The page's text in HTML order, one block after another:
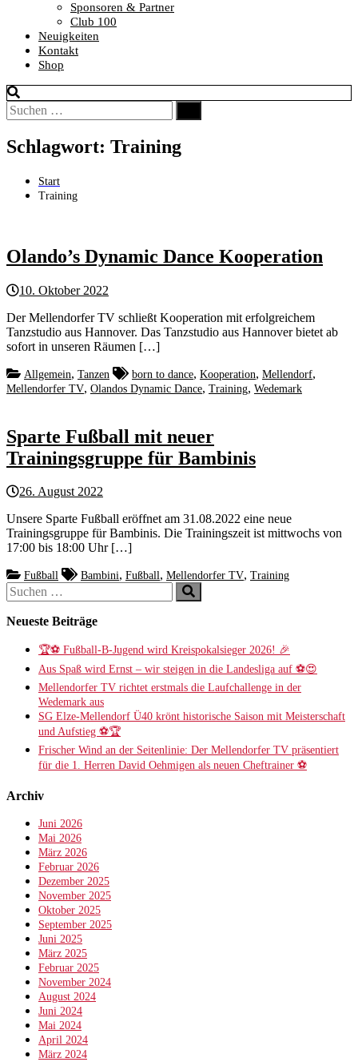
Sponsoren & Partner
Club 100
Neuigkeiten
Kontakt
Shop
Suchen
nach:
Schlagwort: Training
Start
Training
Olando’s Dynamic Dance Kooperation
10. Oktober 2022
Der Mellendorfer TV schließt Kooperation mit erfolgreichem
Tanzstudio aus Hannover. Das Tanzstudio aus Hannover bietet ab
sofort in unseren Räumen […]
Allgemein, Tanzen born to dance, Kooperation, Mellendorf,
Mellendorfer TV, Olandos Dynamic Dance, Training, Wedemark
Sparte Fußball mit neuer
Trainingsgruppe für Bambinis
26. August 2022
Unsere Sparte Fußball eröffnet am 31.08.2022 eine neue
Trainingsgruppe für Bambinis. Die Trainingszeit ist mittwochs von
17:00 bis 18:00 Uhr […]
Fußball Bambini, Fußball, Mellendorfer TV, Training
Suchen
nach:
Suchen
Neueste Beiträge
🏆⚽ Fußball-B-Jugend wird Kreispokalsieger 2026! 🎉
Aus Spaß wird Ernst – wir steigen in die Landesliga auf ⚽😍
Mellendorfer TV richtet erstmals die Laufchallenge in der
Wedemark aus
SG Elze-Mellendorf Ü40 krönt historische Saison mit Meisterschaft
und Aufstieg ⚽️🏆
Frischer Wind an der Seitenlinie: Der Mellendorfer TV präsentiert
für die 1. Herren David Oehmigen als neuen Cheftrainer ⚽️
Archiv
Juni 2026
Mai 2026
März 2026
Februar 2026
Dezember 2025
November 2025
Oktober 2025
September 2025
Juni 2025
März 2025
Februar 2025
November 2024
August 2024
Juni 2024
Mai 2024
April 2024
März 2024